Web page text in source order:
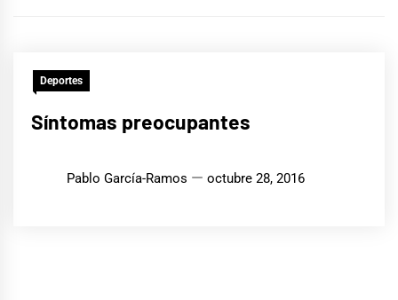
Deportes
Síntomas preocupantes
Pablo García-Ramos octubre 28, 2016